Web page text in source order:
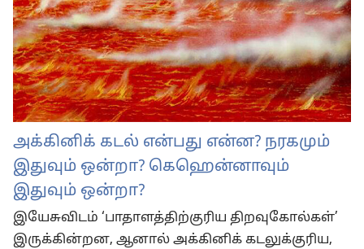
அக்கினிக் கடல் என்பது என்ன? நரகமும்
இதுவும் ஒன்றா? கெஹென்னாவும்
இதுவும் ஒன்றா?
இயேசுவிடம் ‘பாதாளத்திற்குரிய திறவுகோல்கள்’
இருக்கின்றன, ஆனால் அக்கினிக் கடலுக்குரிய,